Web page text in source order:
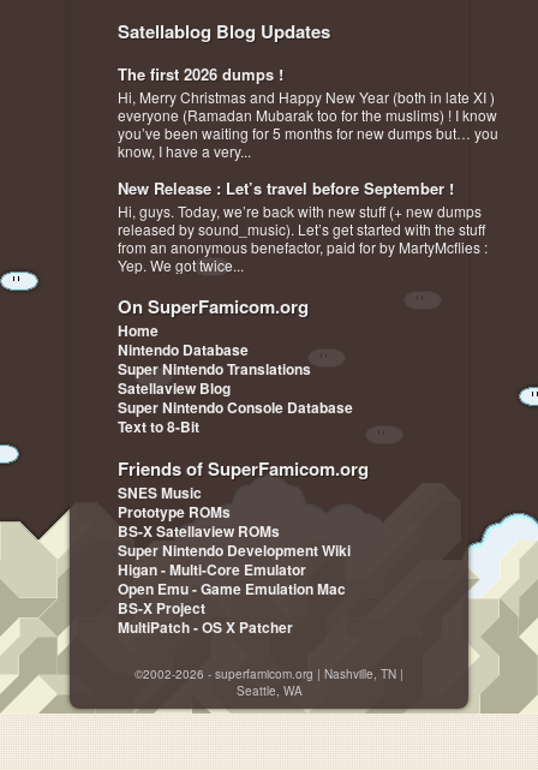
Satellablog Blog Updates
The first 2026 dumps !
Hi, Merry Christmas and Happy New Year (both in late XI )
everyone (Ramadan Mubarak too for the muslims) ! I know
you’ve been waiting for 5 months for new dumps but… you
know, I have a very...
New Release : Let’s travel before September !
Hi, guys. Today, we’re back with new stuff (+ new dumps
released by sound_music). Let’s get started with the stuff
from an anonymous benefactor, paid for by MartyMcflies :
Yep. We got twice...
On SuperFamicom.org
Home
Nintendo Database
Super Nintendo Translations
Satellaview Blog
Super Nintendo Console Database
Text to 8-Bit
Friends of SuperFamicom.org
SNES Music
Prototype ROMs
BS-X Satellaview ROMs
Super Nintendo Development Wiki
Higan - Multi-Core Emulator
Open Emu - Game Emulation Mac
BS-X Project
MultiPatch - OS X Patcher
©2002-2026 - superfamicom.org | Nashville, TN |
Seattle, WA